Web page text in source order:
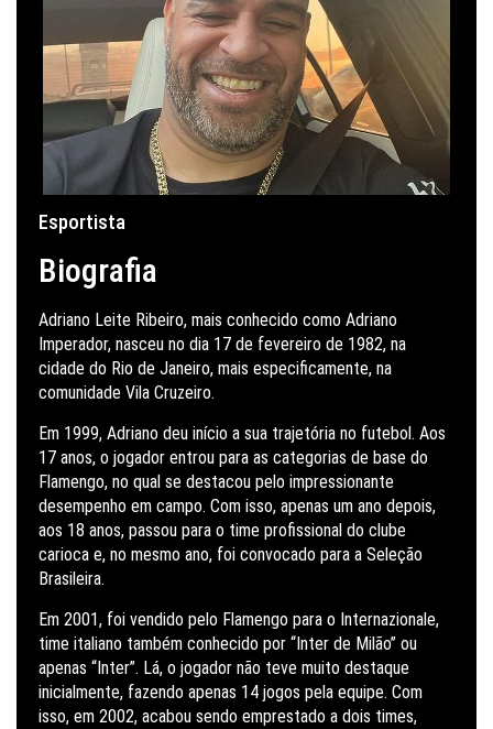
Esportista
Biografia
Adriano Leite Ribeiro, mais conhecido como Adriano
Imperador, nasceu no dia 17 de fevereiro de 1982, na
cidade do Rio de Janeiro, mais especificamente, na
comunidade Vila Cruzeiro.
Em 1999, Adriano deu início a sua trajetória no futebol. Aos
17 anos, o jogador entrou para as categorias de base do
Flamengo, no qual se destacou pelo impressionante
desempenho em campo. Com isso, apenas um ano depois,
aos 18 anos, passou para o time profissional do clube
carioca e, no mesmo ano, foi convocado para a Seleção
Brasileira.
Em 2001, foi vendido pelo Flamengo para o Internazionale,
time italiano também conhecido por “Inter de Milão” ou
apenas “Inter”. Lá, o jogador não teve muito destaque
inicialmente, fazendo apenas 14 jogos pela equipe. Com
isso, em 2002, acabou sendo emprestado a dois times,